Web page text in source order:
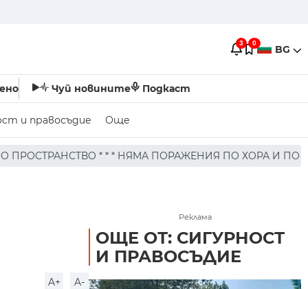
3 0 BG
Чуй новините Подкаст
и правосъдие Още
ПОРАЖЕНИЯ ПО ХОРА И ПО СГРАДЕН ФОНД,
A+
A-
Реклама
ОЩЕ ОТ: СИГУРНОСТ
И ПРАВОСЪДИЕ